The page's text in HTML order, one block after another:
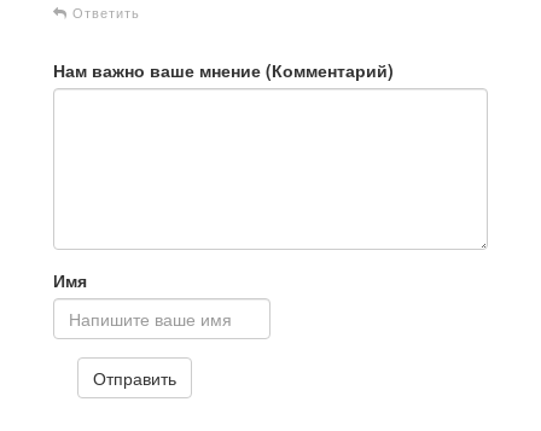
Ответить
Нам важно ваше мнение (Комментарий)
Имя